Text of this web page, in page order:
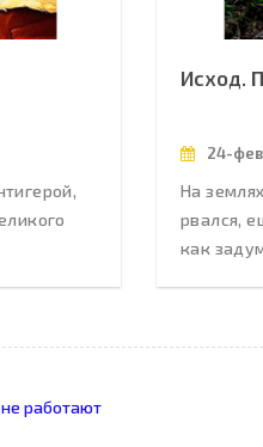
Исход.
24-
На
рвался,
как
работают